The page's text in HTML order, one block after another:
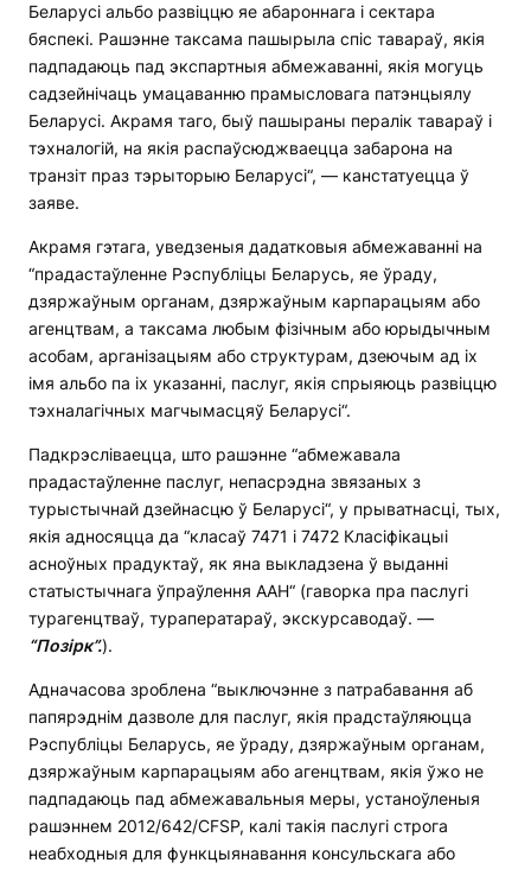
Беларусі альбо развіццю яе абароннага і сектара
бяспекі. Рашэнне таксама пашырыла спіс тавараў, якія
падпадаюць пад экспартныя абмежаванні, якія могуць
садзейнічаць умацаванню прамысловага патэнцыялу
Беларусі. Акрамя таго, быў пашыраны пералік тавараў і
тэхналогій, на якія распаўсюджваецца забарона на
транзіт праз тэрыторыю Беларусі“, — канстатуецца ў
заяве.
Акрамя гэтага, уведзеныя дадатковыя абмежаванні на
“прадастаўленне Рэспубліцы Беларусь, яе ўраду,
дзяржаўным органам, дзяржаўным карпарацыям або
агенцтвам, а таксама любым фізічным або юрыдычным
асобам, арганізацыям або структурам, дзеючым ад іх
імя альбо па іх указанні, паслуг, якія спрыяюць развіццю
тэхналагічных магчымасцяў Беларусі“.
Падкрэсліваецца, што рашэнне “абмежавала
прадастаўленне паслуг, непасрэдна звязаных з
турыстычнай дзейнасцю ў Беларусі“, у прыватнасці, тых,
якія адносяцца да “класаў 7471 і 7472 Класіфікацыі
асноўных прадуктаў, як яна выкладзена ў выданні
статыстычнага ўпраўлення ААН“ (гаворка пра паслугі
турагенцтваў, тураператараў, экскурсаводаў. —
“Позірк”.).
Адначасова зроблена “выключэнне з патрабавання аб
папярэднім дазволе для паслуг, якія прадстаўляюцца
Рэспубліцы Беларусь, яе ўраду, дзяржаўным органам,
дзяржаўным карпарацыям або агенцтвам, якія ўжо не
падпадаюць пад абмежавальныя меры, устаноўленыя
рашэннем 2012/642/CFSP, калі такія паслугі строга
неабходныя для функцыянавання консульскага або